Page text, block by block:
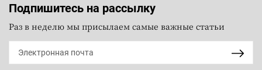
Подпишитесь на рассылку
Раз в неделю мы присылаем самые важные статьи